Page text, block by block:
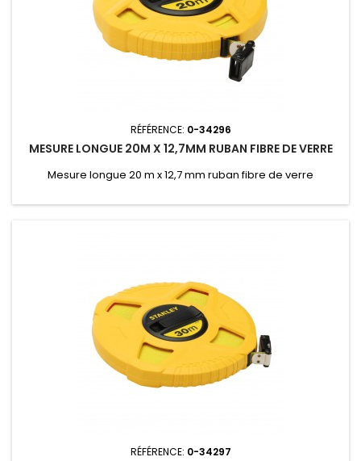
RÉFÉRENCE: 0-34296
MESURE LONGUE 20M X 12,7MM RUBAN FIBRE DE VERRE
Mesure longue 20 m x 12,7 mm ruban fibre de verre
RÉFÉRENCE: 0-34297